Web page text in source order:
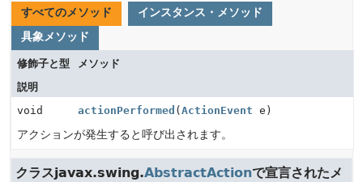
すべてのメソッド
インスタンス・メソッド
具象メソッド
修飾子と型
メソッド
説明
void
actionPerformed ( ActionEvent e)
アクションが発生すると呼び出されます。
クラスjavax.swing.AbstractActionで宣言されたメ